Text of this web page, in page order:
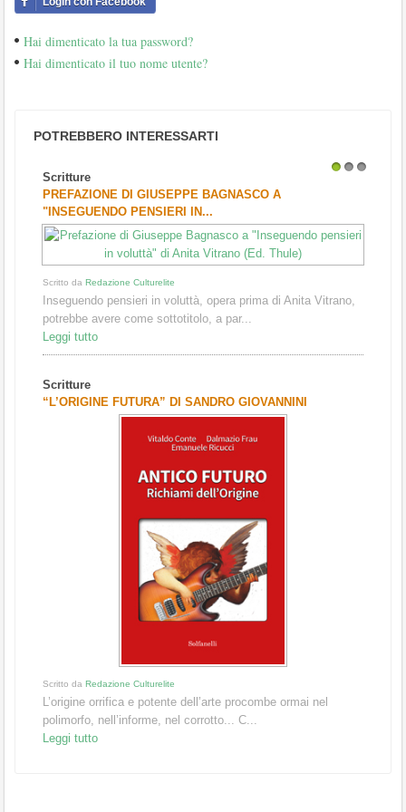
Hai dimenticato la tua password?
Hai dimenticato il tuo nome utente?
POTREBBERO INTERESSARTI
Scritture
PREFAZIONE DI GIUSEPPE BAGNASCO A
"INSEGUENDO PENSIERI IN...
Scritto da Redazione Culturelite
Inseguendo pensieri in voluttà, opera prima di Anita Vitrano,
potrebbe avere come sottotitolo, a par...
Leggi tutto
Scritture
“L’ORIGINE FUTURA” DI SANDRO GIOVANNINI
Scritto da Redazione Culturelite
L’origine orrifica e potente dell’arte procombe ormai nel
polimorfo, nell’informe, nel corrotto... C...
Leggi tutto